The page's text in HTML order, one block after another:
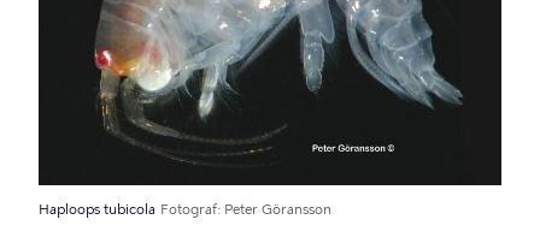
Haploops tubicola Fotograf Peter Göransson